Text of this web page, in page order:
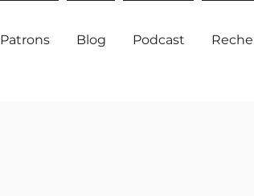
Patrons Blog Podcast